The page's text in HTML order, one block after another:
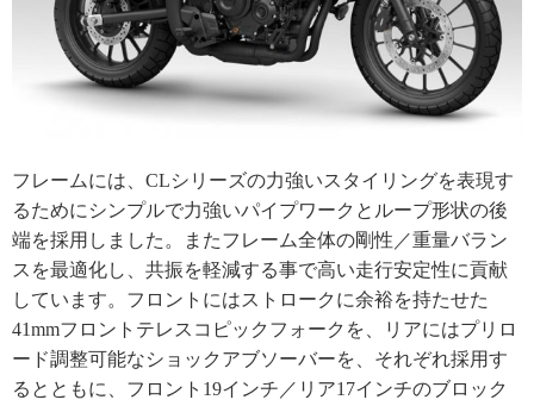
フレームには、CLシリーズの力強いスタイリングを表現す
るためにシンプルで力強いパイプワークとループ形状の後
端を採用しました。またフレーム全体の剛性／重量バラン
スを最適化し、共振を軽減する事で高い走行安定性に貢献
しています。フロントにはストロークに余裕を持たせた
41mmフロントテレスコピックフォークを、リアにはプリロ
ード調整可能なショックアブソーバーを、それぞれ採用す
るとともに、フロント19インチ／リア17インチのブロック